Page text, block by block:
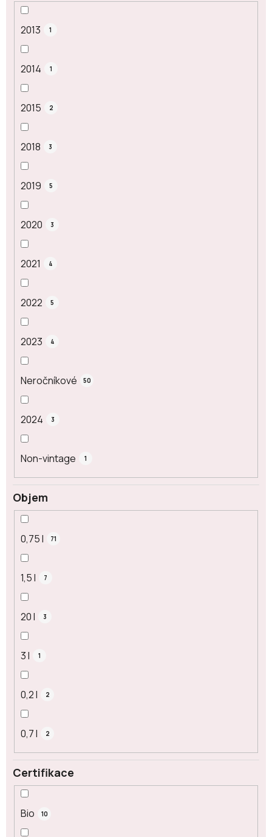
2013 1
2014 1
2015 2
2018 3
2019 5
2020 3
2021 4
2022 5
2023 4
Neročníkové 50
2024 3
Non-vintage 1
Objem
0,75 l 71
1,5 l 7
20 l 3
3 l 1
0,2 l 2
0,7 l 2
Certifikace
Bio 10